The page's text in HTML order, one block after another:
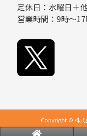
定休日：水曜日＋
営業時間：9時～
Copyright © 株式